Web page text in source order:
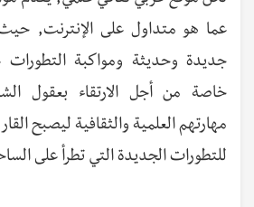
عما هو متداول على الإنترنت,
جديدة وحديثة ومواكبة التطورات
خاصة من أجل الارتقاء بعقول
مهارتهم العلمية والثقافية ليصبح
للتطورات الجديدة التي تطرأ على